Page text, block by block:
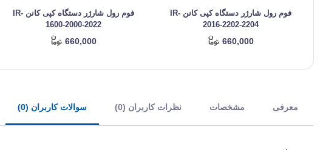
فوم رول شارژر دستگاه کپی کانن IR-
2016-2202-2204
660,000
فوم رول شارژر دستگاه کپی کانن IR-
1600-2000-2022
660,000
معرفی مشخصات نظرات کاربران (0) سوالات کاربران (0)